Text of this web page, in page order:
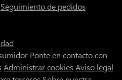
Seguimiento de pedidos
Ponte en contacto con
Administrar cookies Aviso legal